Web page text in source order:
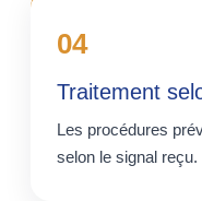
04
Traitement
Les procédures
selon le signal reçu.